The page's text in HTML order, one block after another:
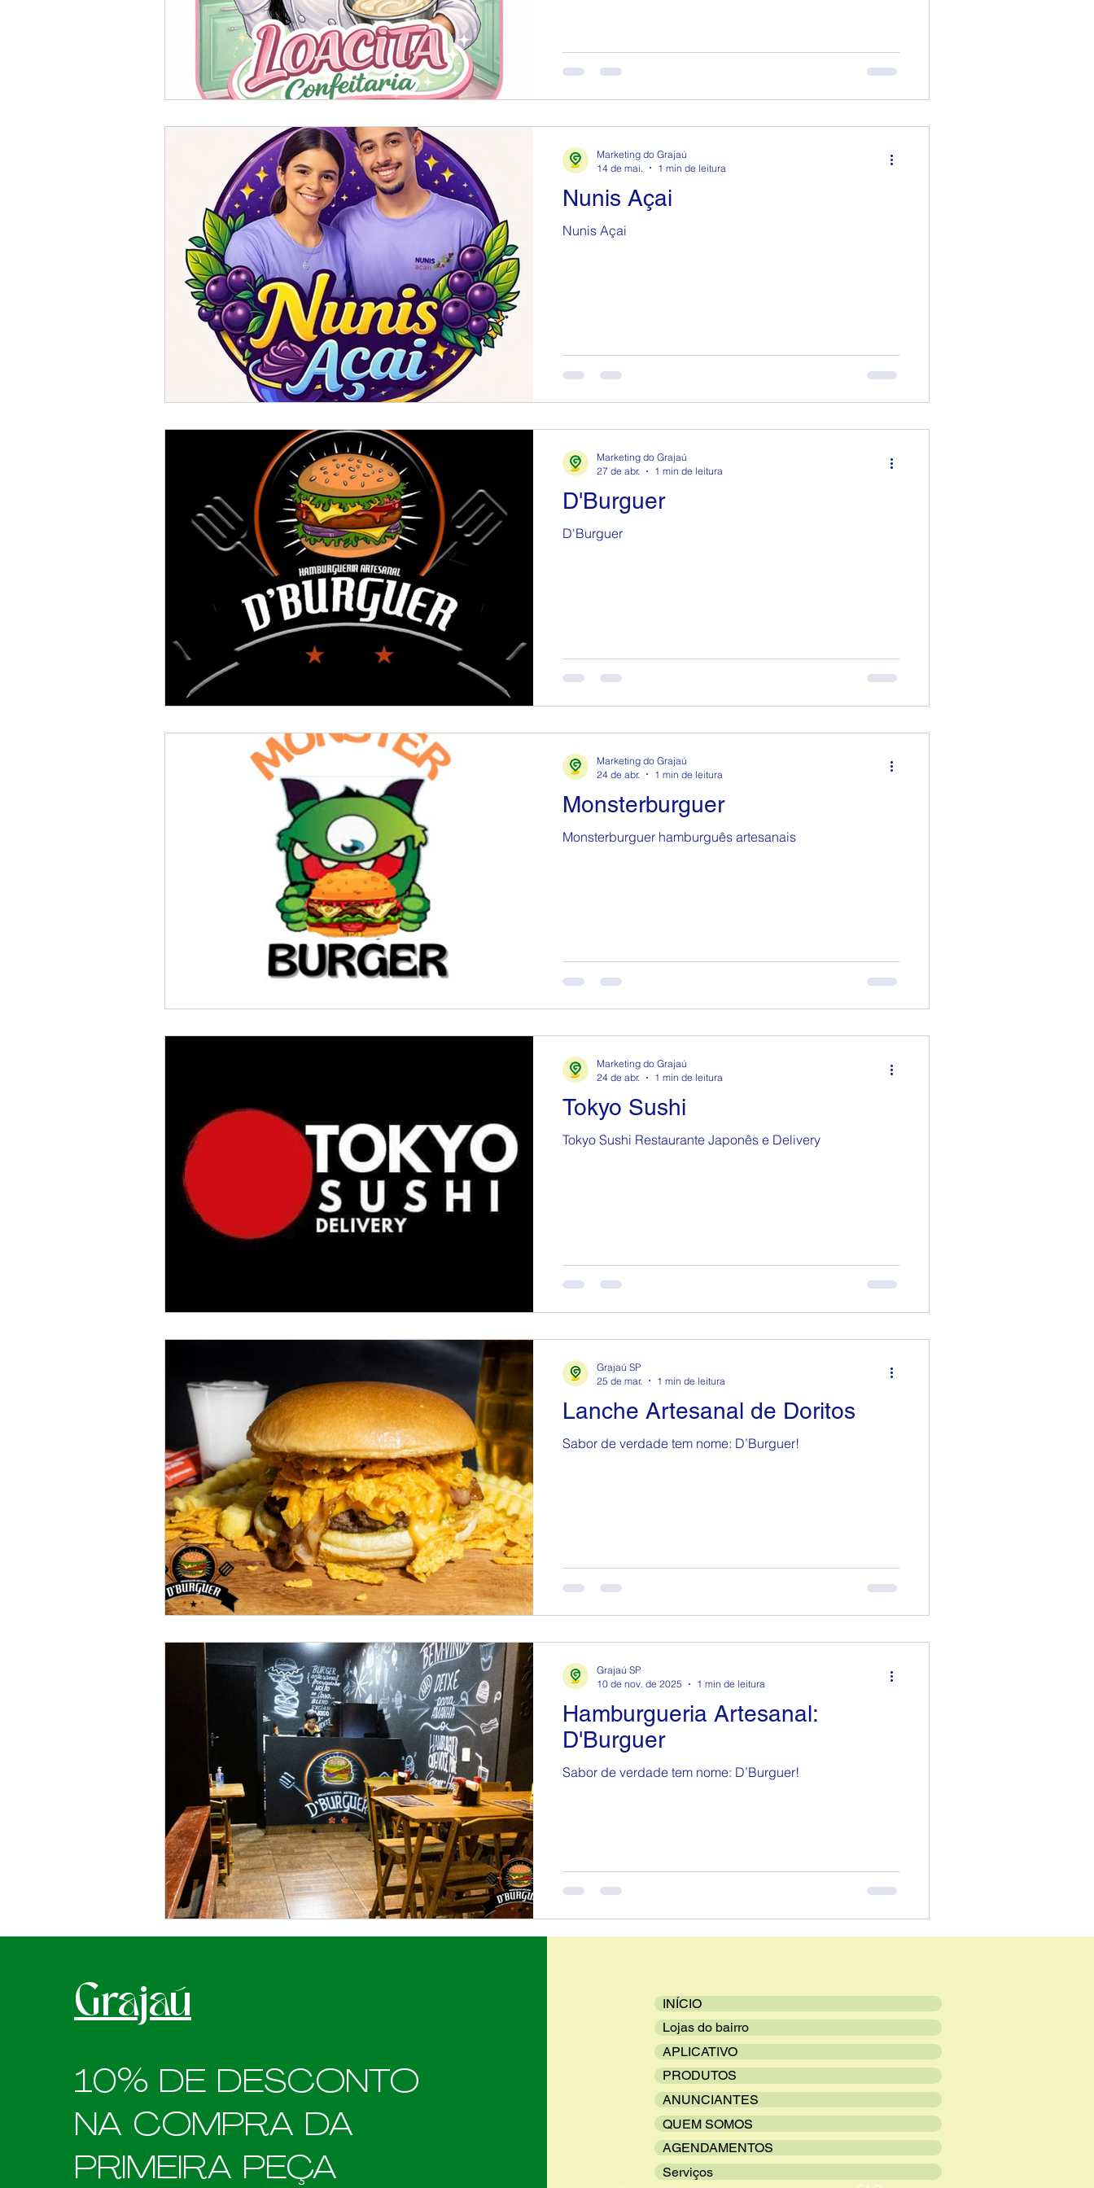
Nunis Açai
Nunis Açai
Marketing do Grajaú
14 de mai.
1 min de leitura
D'Burguer
D'Burguer
Marketing do Grajaú
27 de abr.
1 min de leitura
Monsterburguer
Monsterburguer hamburguês artesanais
Marketing do Grajaú
24 de abr.
1 min de leitura
Tokyo Sushi
Tokyo Sushi Restaurante Japonês e Delivery
Marketing do Grajaú
24 de abr.
1 min de leitura
Lanche Artesanal de Doritos
Sabor de verdade tem nome: D’Burguer!
Grajaú SP
25 de mar.
1 min de leitura
Hamburgueria Artesanal:
D'Burguer
Sabor de verdade tem nome: D’Burguer!
Grajaú SP
10 de nov. de 2025
1 min de leitura
Grajaú
10% DE DESCONTO
NA COMPRA DA
PRIMEIRA PEÇA
INÍCIO
Lojas do bairro
APLICATIVO
PRODUTOS
ANUNCIANTES
QUEM SOMOS
AGENDAMENTOS
Serviços